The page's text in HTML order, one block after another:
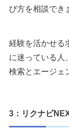
び方を相談でき
経験を活かせる
に迷っている人
検索とエージェ
3：リクナビ